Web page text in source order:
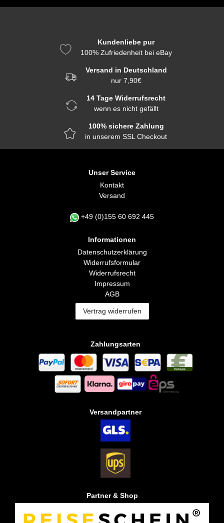
Kundenliebe pur
100% Zufriedenheit bei eBay
Versand in Deutschland
nur 7,90€
14 Tage Widerrufsrecht
wenn es nicht gefällt
100% sichere Zahlung
in unserem SSL Checkout
Unser Service
Kontakt
Versand
+49 (0)155 60 692 445
Informationen
Daten­schutz­erklärung
Widerrufs­formular
Widerrufs­recht
Impressum
AGB
Vertrag widerrufen
Zahlungsarten
Versandpartner
Partner & Shop